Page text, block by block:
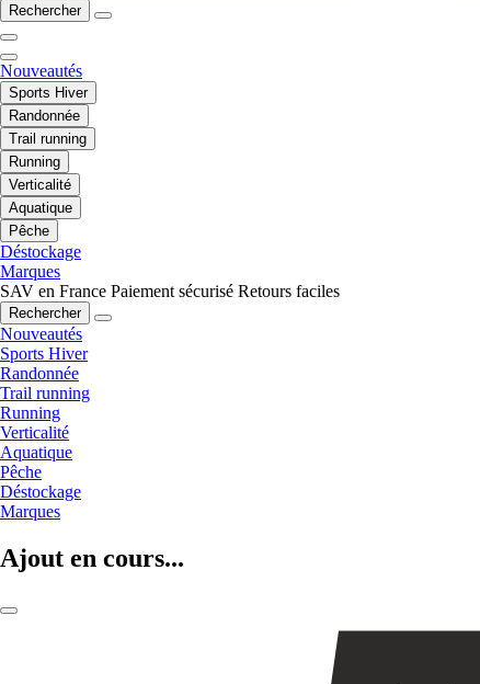
Rechercher
Nouveautés
Sports Hiver
Randonnée
Trail running
Running
Verticalité
Aquatique
Pêche
Déstockage
Marques
SAV en France Paiement sécurisé Retours faciles
Rechercher
Nouveautés
Sports Hiver
Randonnée
Trail running
Running
Verticalité
Aquatique
Pêche
Déstockage
Marques
Ajout en cours...